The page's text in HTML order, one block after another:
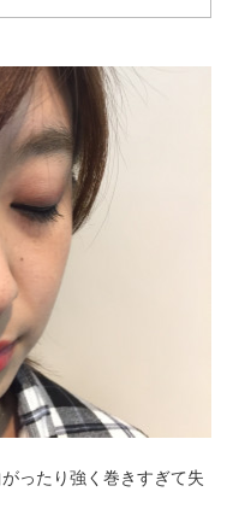
ったり強く巻きすぎて失